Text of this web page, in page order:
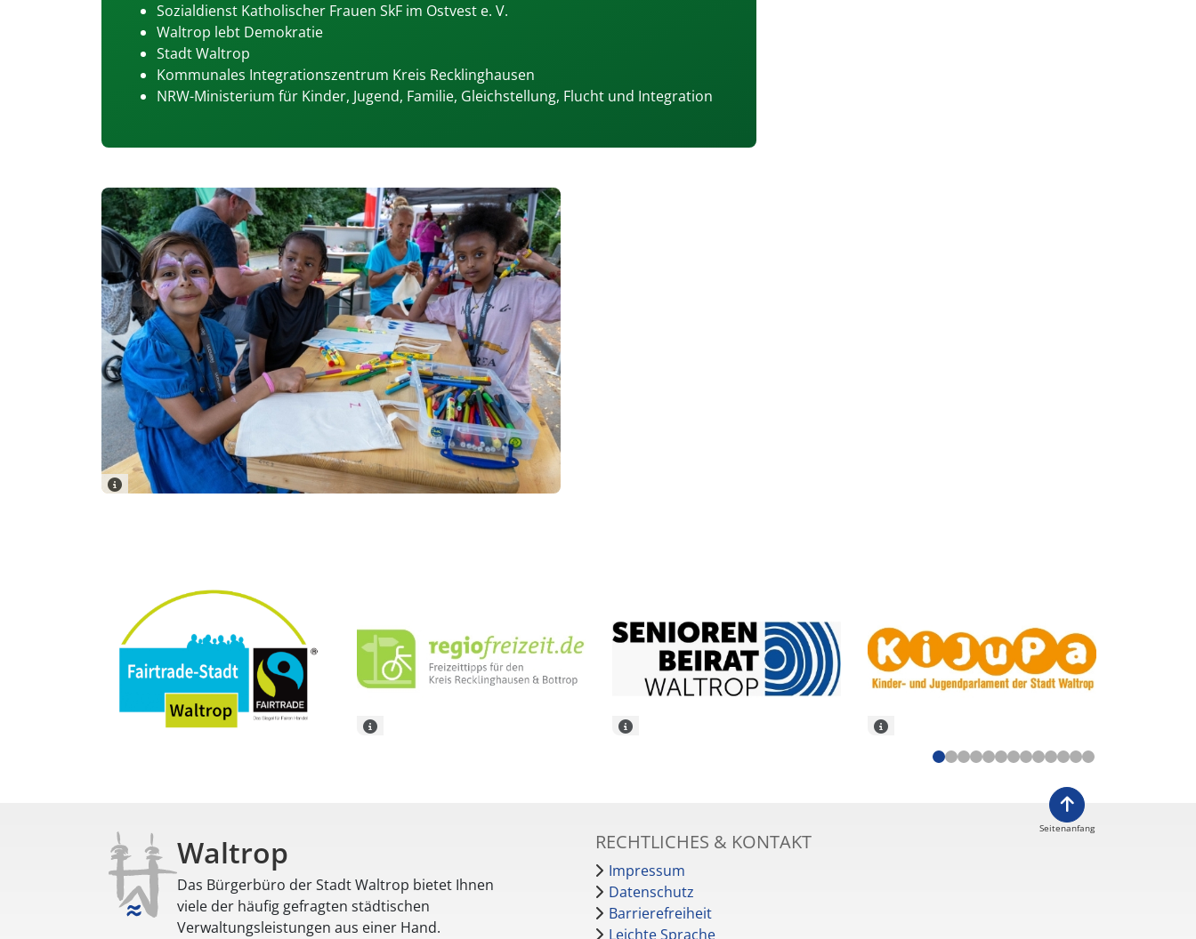
Sozialdienst Katholischer Frauen SkF im Ostvest e. V.
Waltrop lebt Demokratie
Stadt Waltrop
Kommunales Integrationszentrum Kreis Recklinghausen
NRW-Ministerium für Kinder, Jugend, Familie, Gleichstellung, Flucht und Integration
Waltrop
Das Bürgerbüro der Stadt Waltrop bietet Ihnen
viele der häufig gefragten städtischen
Verwaltungsleistungen aus einer Hand.
RECHTLICHES & KONTAKT
Impressum
Datenschutz
Barrierefreiheit
Leichte Sprache
Seitenanfang